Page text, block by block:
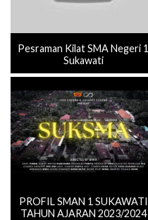
Pesraman Kilat SMA Negeri 1
Sukawati
PROFIL SMAN 1 SUKAWATI
TAHUN AJARAN 2023/2024